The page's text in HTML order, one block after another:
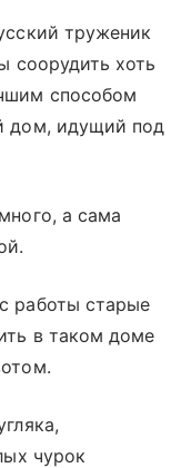
труженик
соорудить хоть
способом
дом, идущий под
а сама
работы старые
в таком доме
чурок